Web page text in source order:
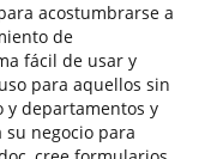
acostumbrarse a
de
fácil de usar y
para aquellos sin
y departamentos y
negocio para